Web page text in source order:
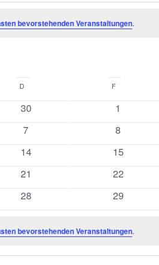
bevorstehenden Veranstaltungen.
D FFREITAG
0
Veranstaltungen
30
0
1
0
Veranstaltungen
7
0
8
0
Veranstaltungen
14
0
15
0
Veranstaltungen
21
0
22
0
Veranstaltungen
28
0
29
bevorstehenden Veranstaltungen.